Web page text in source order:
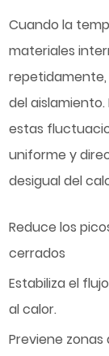
Cuando la
materiales
del
estas
uniforme y
desigual del
Reduce los
cerrados
Estabiliza el
al calor.
Previene